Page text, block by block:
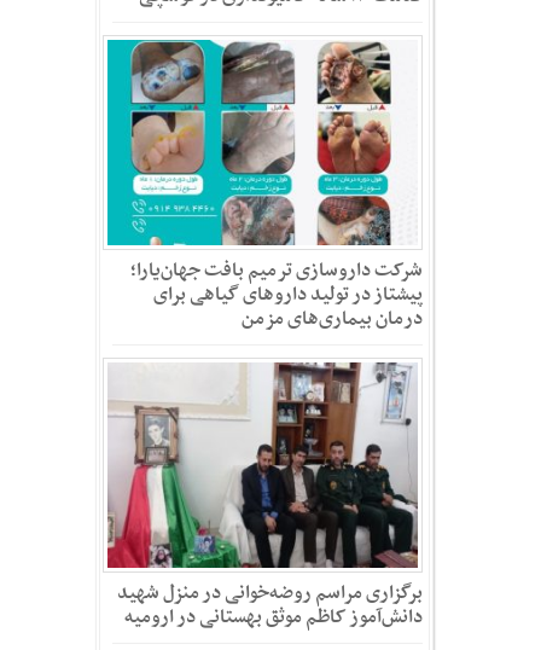
شرکت داروسازی ترمیم بافت جهان‌یارا؛
پیشتاز در تولید داروهای گیاهی برای
درمان بیماری‌های مزمن
برگزاری مراسم روضه‌خوانی در منزل شهید
دانش‌آموز کاظم موثق بهستانی در ارومیه